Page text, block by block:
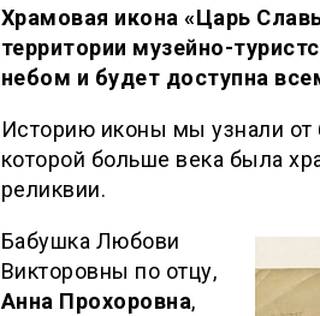
Храмовая икона «Царь
территории музейно-
небом и будет доступна
Историю иконы мы узнали от
которой больше века была
реликвии.
Бабушка Любови
Викторовны по отцу,
Анна Прохоровна,